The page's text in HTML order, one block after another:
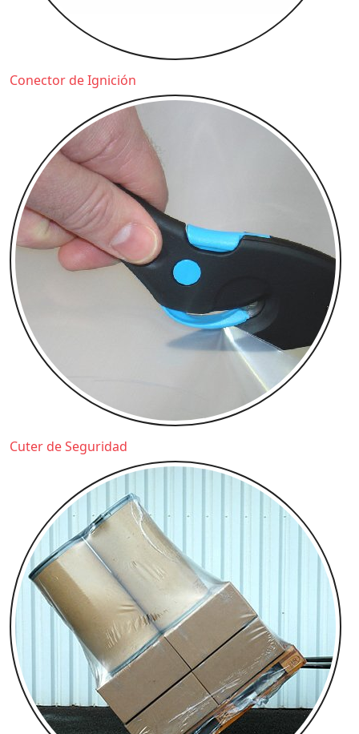
Conector de Ignición
Cuter de Seguridad